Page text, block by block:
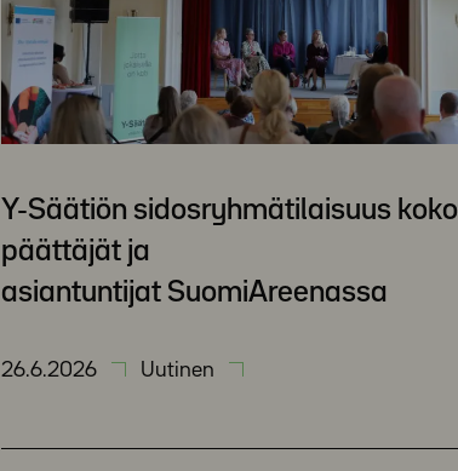
Y-Säätiön sidosryhmätilaisuus
päättäjät ja
asiantuntijat SuomiAreenassa
26.6.2026 Uutinen